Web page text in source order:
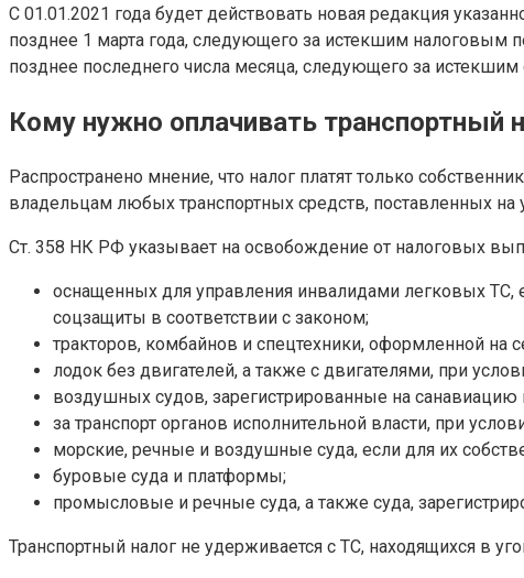
С 01.01.2021 года будет действовать новая редакция
позднее 1 марта года, следующего за истекшим налоговым
позднее последнего числа месяца, следующего за
Кому нужно оплачивать транспортный
Распространено мнение, что налог платят только
владельцам любых транспортных средств, поставленных на
Ст. 358 НК РФ указывает на освобождение от налоговых
оснащенных для управления инвалидами легковых ТС,
соцзащиты в соответствии с законом;
тракторов, комбайнов и спецтехники, оформленной на
лодок без двигателей, а также с двигателями, при
воздушных судов, зарегистрированные на
за транспорт органов исполнительной власти, при
морские, речные и воздушные суда, если для их
буровые суда и платформы;
промысловые и речные суда, а также суда,
Транспортный налог не удерживается с ТС, находящихся в